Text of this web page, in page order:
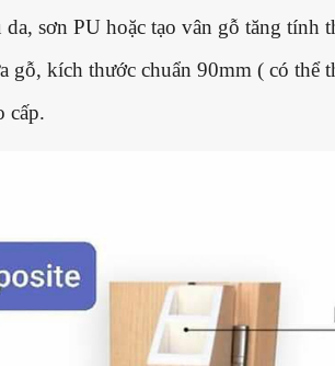
sơn PU hoặc tạo vân gỗ tăng tính
gỗ, kích thước chuẩn 90mm ( có thể
cấp.